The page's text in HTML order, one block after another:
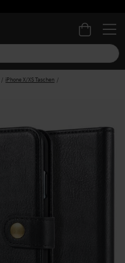
iPhone X/XS Taschen